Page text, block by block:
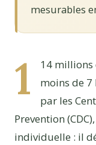
mesurables
1
14 millions
moins de
par les
Prevention
individuelle : il